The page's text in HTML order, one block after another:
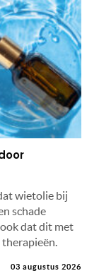
wietolie bij
schade
dat dit met
03 augustus 2026